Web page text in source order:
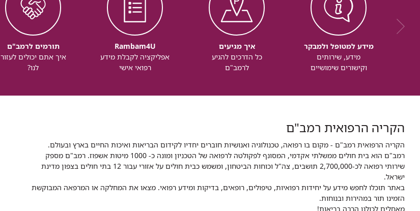
מידע למטופל ולמבקר
מידע, שירותים
וקישורים שימושיים
איך מגיעים
כל הדרכים להגיע
לרמב"ם
Rambam4U
אפליקציה לקבלת מידע
רפואי אישי
תורמים לרמב"ם
איך אתם יכולים לעזור
לנו?
הקריה הרפואית רמב"ם
הקריה הרפואית רמב"ם - מקום בו רפואה, טכנולוגיה ואנושיות חוברים יחדיו לקידום הבריאות ואיכות החיים בארץ ובעולם.
רמב"ם הוא בית חולים ממשלתי אקדמי, המסונף לפקולטה לרפואה של הטכניון ומונה כ- 1000 מיטות אשפוז. רמב"ם מספק
שירותי רפואה לכ-2,700,000 תושבים, צה"ל וכוחות הביטחון, ומשמש כבית חולים על אזורי עבור 12 בתי חולים בצפון מדינת
ישראל.
באתר תוכלו לחפש מידע על יחידות רפואיות, טיפולים, רופאים, בדיקות ומידע רפואי. מצאו את המחלקה או המרפאה המבוקשת
הזמינו תור במהירות ובנוחות.
מאחלים לכולנו הרבה בריאות!